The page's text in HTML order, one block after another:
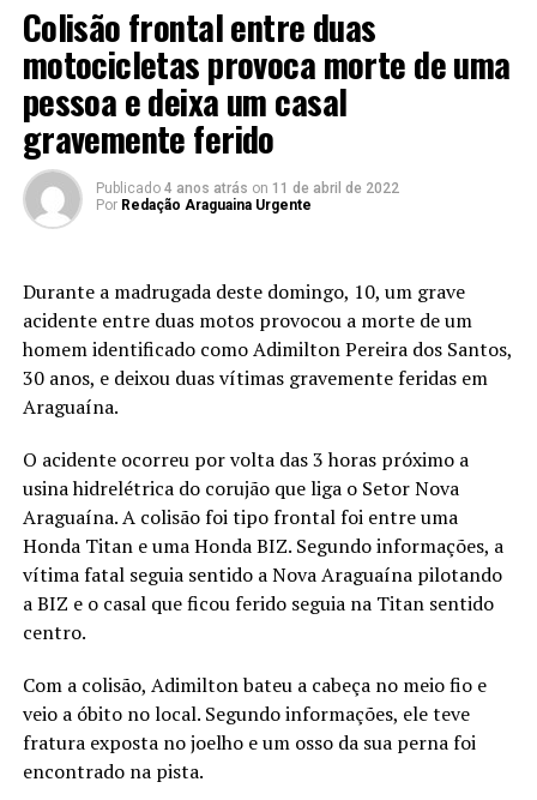
Colisão frontal entre duas
motocicletas provoca morte de uma
pessoa e deixa um casal
gravemente ferido
Publicado 4 anos atrás on 11 de abril de 2022
Por Redação Araguaina Urgente
Durante a madrugada deste domingo, 10, um grave
acidente entre duas motos provocou a morte de um
homem identificado como Adimilton Pereira dos Santos,
30 anos, e deixou duas vítimas gravemente feridas em
Araguaína.
O acidente ocorreu por volta das 3 horas próximo a
usina hidrelétrica do corujão que liga o Setor Nova
Araguaína. A colisão foi tipo frontal foi entre uma
Honda Titan e uma Honda BIZ. Segundo informações, a
vítima fatal seguia sentido a Nova Araguaína pilotando
a BIZ e o casal que ficou ferido seguia na Titan sentido
centro.
Com a colisão, Adimilton bateu a cabeça no meio fio e
veio a óbito no local. Segundo informações, ele teve
fratura exposta no joelho e um osso da sua perna foi
encontrado na pista.